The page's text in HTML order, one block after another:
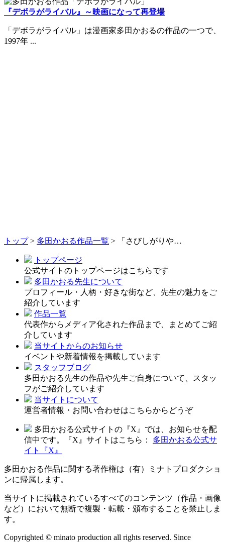
『デボラがライバル』～映画になって再登場
「デボラがライバル」は漫画家多田かおるの作品の一つで、
1997年 ...
トップ> 多田かおる作品一覧 > 「さびしがりや…
トップページ
公式サイトのトップページはこちらです
多田かおる先生について
プロフィール・人柄・好きな街など、先生の魅力をご
紹介しています
作品一覧
代表作からメディア化された作品まで、まとめてご紹
介しています
当サイトからのお知らせ
イベントや新着情報を掲載しています
スタッフブログ
多田かおる先生の作品や先生ご自身について、スタッ
フがご紹介しています
当サイトについて
運営者情報・お問い合わせはこちらからどうぞ
多田かおる公式サイトの『X』では、お知らせを配
信中です。『X』サイトはこちら：
多田かおる公式サ
イト『X』
多田かおる作品に関する著作権は（有）ミナトプロダクショ
ンに帰属します。
当サイトに掲載されているすべてのコンテンツ（作品・画像
など）において無断で複製・転載・頒布することを禁止しま
す。
Copyrighted © minato production all rights reserved. Since